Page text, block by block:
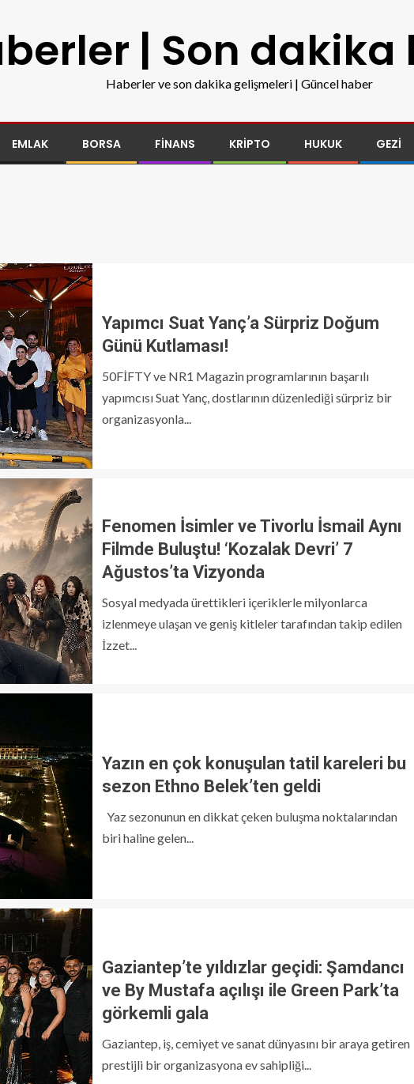
| Son dakika
Haberler ve son dakika gelişmeleri | Güncel haber
EMLAK BORSA FINANS KRIPTO HUKUK GEZI
Yapımcı Suat Yanç’a Sürpriz Doğum
Günü Kutlaması!
50FİFTY ve NR1 Magazin programlarının başarılı
yapımcısı Suat Yanç, dostlarının düzenlediği sürpriz bir
organizasyonla...
Fenomen İsimler ve Tivorlu İsmail Aynı
Filmde Buluştu! ‘Kozalak Devri’ 7
Ağustos’ta Vizyonda
Sosyal medyada ürettikleri içeriklerle milyonlarca
izlenmeye ulaşan ve geniş kitleler tarafından takip edilen
İzzet...
Yazın en çok konuşulan tatil kareleri bu
sezon Ethno Belek’ten geldi
Yaz sezonunun en dikkat çeken buluşma noktalarından
biri haline gelen...
Gaziantep’te yıldızlar geçidi: Şamdancı
ve By Mustafa açılışı ile Green Park’ta
görkemli gala
Gaziantep, iş, cemiyet ve sanat dünyasını bir araya getiren
prestijli bir organizasyona ev sahipliği...